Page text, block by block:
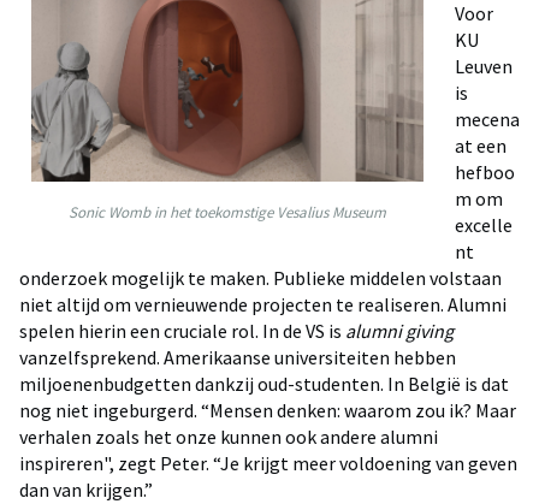
Sonic Womb in het toekomstige Vesalius Museum
Voor
KU
Leuven
is
mecena
at een
hefboo
m om
excelle
nt
onderzoek mogelijk te maken. Publieke middelen volstaan
niet altijd om vernieuwende projecten te realiseren. Alumni
spelen hierin een cruciale rol. In de VS is alumni giving
vanzelfsprekend. Amerikaanse universiteiten hebben
miljoenenbudgetten dankzij oud-studenten. In België is dat
nog niet ingeburgerd. “Mensen denken: waarom zou ik? Maar
verhalen zoals het onze kunnen ook andere alumni
inspireren", zegt Peter. “Je krijgt meer voldoening van geven
dan van krijgen.”